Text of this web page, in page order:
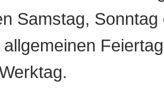
Samstag,